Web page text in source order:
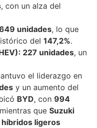
, con un alza del
unidades, lo que
del 147,2%.
227 unidades, un
el liderazgo en
y un aumento del
BYD, con 994
que Suzuki
ligeros